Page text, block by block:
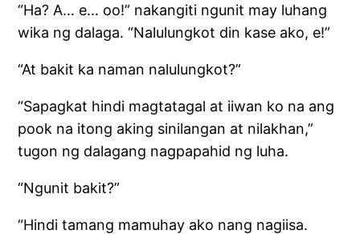
“Ha? A… e… oo!” nakangiti ngunit may luhang
wika ng dalaga. “Nalulungkot din kase ako, e!”
“At bakit ka naman nalulungkot?”
“Sapagkat hindi magtatagal at iiwan ko na ang
pook na itong aking sinilangan at nilakhan,”
tugon ng dalagang nagpapahid ng luha.
“Ngunit bakit?”
“Hindi tamang mamuhay ako nang nagiisa.